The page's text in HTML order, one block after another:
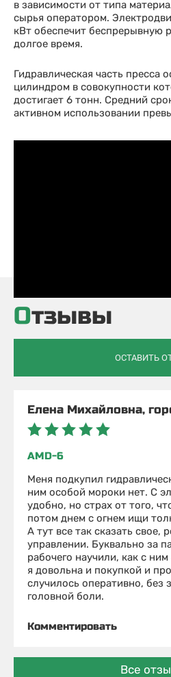
в зависимости от типа
сырья оператором.
кВт обеспечит беспрерывную
долгое время.
Гидравлическая часть пресса
цилиндром в совокупности
достигает 6 тонн. Средний
активном использовании
Отзывы
ОСТАВИТЬ
Елена Михайловна,
AMD-6
Меня подкупил
ним особой мороки нет. С
удобно, но страх от того,
потом днем с огнем ищи
А тут все так сказать свое,
управлении. Буквально за
рабочего научили, как с
я довольна и покупкой и
случилось оперативно, без
головной боли.
Комментировать
Все